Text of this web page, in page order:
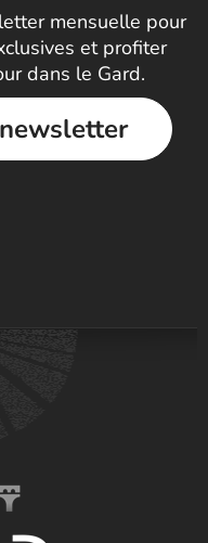
mensuelle pour
et profiter
dans le Gard.